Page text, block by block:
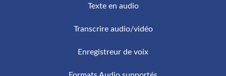
Texte en audio
Transcrire audio/vidéo
Enregistreur de voix